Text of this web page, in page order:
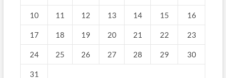
10 11 12 13 14 15 16
17 18 19 20 21 22 23
24 25 26 27 28 29 30
31